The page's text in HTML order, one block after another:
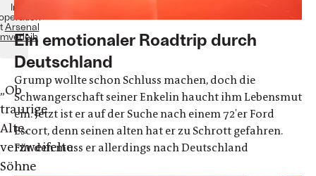
In
Arsenal
„Ob
traurige
Alte,
verzweifelte
Söhne
Ein emotionaler Roadtrip durch
Deutschland
Grump wollte schon Schluss machen, doch die
Schwangerschaft seiner Enkelin haucht ihm Lebensmut
ein. Jetzt ist er auf der Suche nach einem 72'er Ford
Escort, denn seinen alten hat er zu Schrott gefahren.
Für den muss er allerdings nach Deutschland